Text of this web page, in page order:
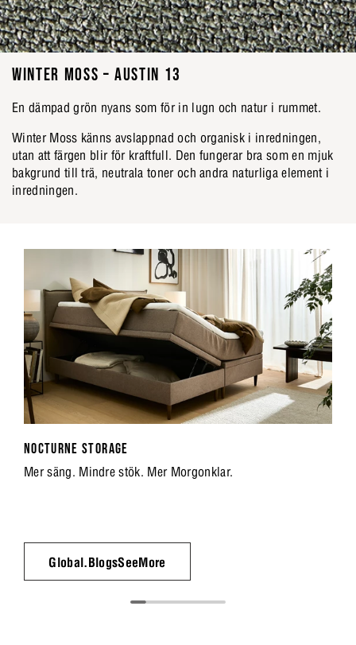
WINTER MOSS – AUSTIN 13
En dämpad grön nyans som för in lugn och natur i rummet.
Winter Moss känns avslappnad och organisk i inredningen,
utan att färgen blir för kraftfull. Den fungerar bra som en mjuk
bakgrund till trä, neutrala toner och andra naturliga element i
inredningen.
NOCTURNE STORAGE
Mer säng. Mindre stök. Mer Morgonklar.
Global.BlogsSeeMore